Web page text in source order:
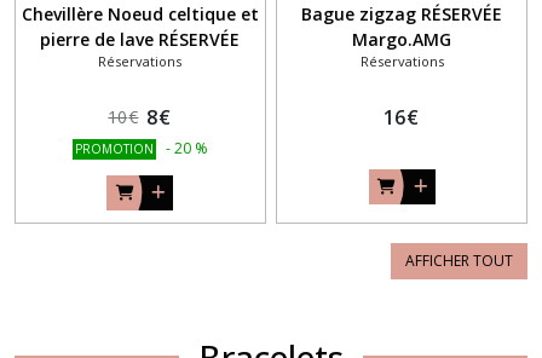
Chevillère Noeud celtique et
pierre de lave RÉSERVÉE
MarieLine.M
Réservations
10€ 8€
PROMOTION -20 %
Bague zigzag RÉSERVÉE
Margo.AMG
Réservations
16€
AFFICHER TOUT